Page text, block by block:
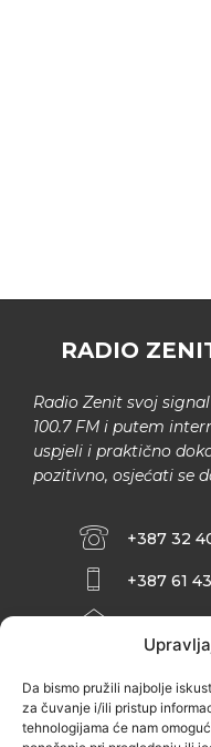
Da bismo pružili najbolje
za čuvanje i/ili pristup
tehnologijama će nam
RADIO
Radio Zenit svoj
100.7 FM i putem
uspjeli i praktično
pozitivno, osjećati se
+387 32
+387 61